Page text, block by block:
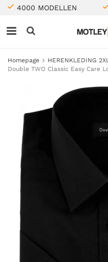
4000 MODELLEN
Homepage HERENKLEDING
Double TWO Classic Easy Care